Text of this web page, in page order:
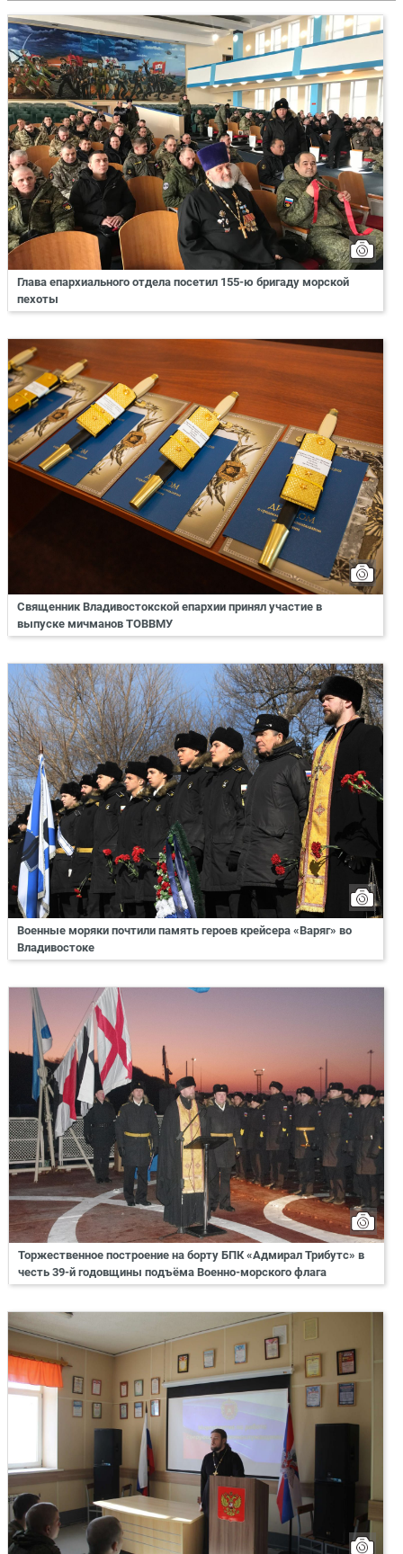
Глава епархиального отдела посетил 155-ю бригаду морской
пехоты
Священник Владивостокской епархии принял участие в
выпуске мичманов ТОВВМУ
Военные моряки почтили память героев крейсера «Варяг» во
Владивостоке
Торжественное построение на борту БПК «Адмирал Трибутс» в
честь 39-й годовщины подъёма Военно-морского флага